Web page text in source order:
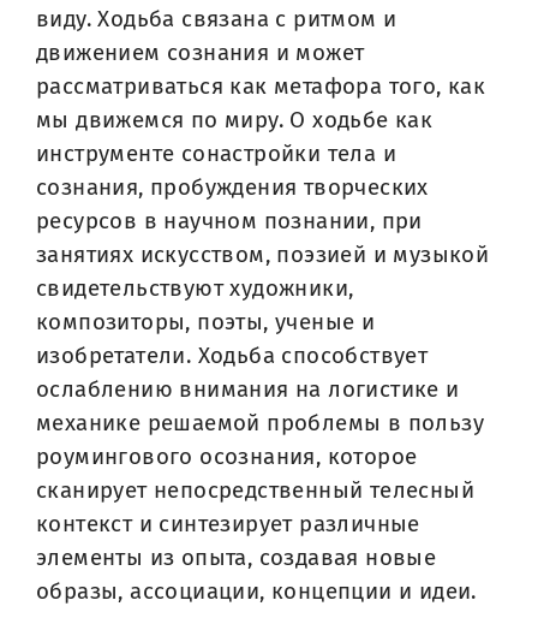
виду. Ходьба связана с ритмом и
движением сознания и может
рассматриваться как метафора того, как
мы движемся по миру. О ходьбе как
инструменте сонастройки тела и
сознания, пробуждения творческих
ресурсов в научном познании, при
занятиях искусством, поэзией и музыкой
свидетельствуют художники,
композиторы, поэты, ученые и
изобретатели. Ходьба способствует
ослаблению внимания на логистике и
механике решаемой проблемы в пользу
роумингового осознания, которое
сканирует непосредственный телесный
контекст и синтезирует различные
элементы из опыта, создавая новые
образы, ассоциации, концепции и идеи.